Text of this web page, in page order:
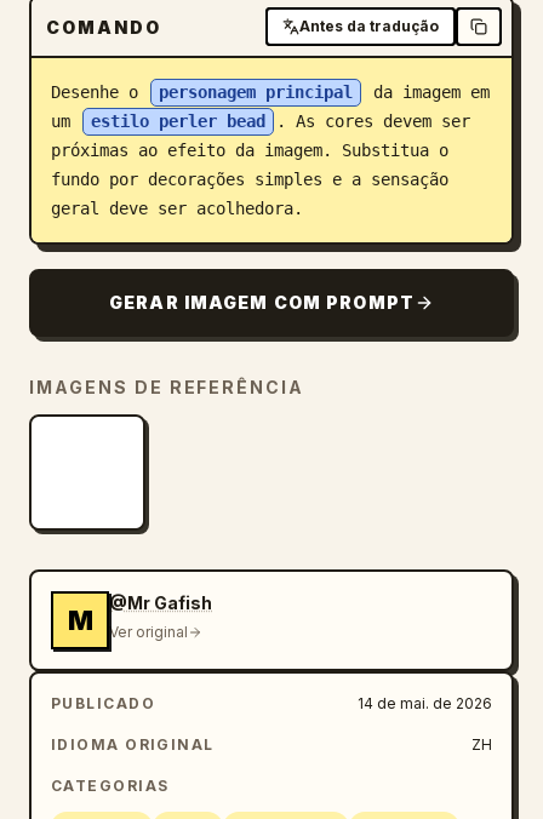
Baixar
Blog
Atualizações
COMANDO Antes da tradução
Desenhe o personagem principal
da imagem em
um
estilo perler bead
. As cores devem ser
próximas ao efeito da imagem. Substitua o
fundo por decorações simples e a sensação
geral deve ser acolhedora.
GERAR IMAGEM COM PROMPT
IMAGENS DE REFERÊNCIA
M
@Mr Gafish
Ver original
PUBLICADO 14 de mai. de 2026
IDIOMA ORIGINAL ZH
CATEGORIAS